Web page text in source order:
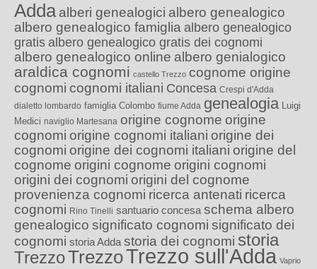
Adda alberi genealogici albero genealogico
albero genealogico famiglia albero genealogico
gratis albero genealogico gratis dei cognomi
albero genealogico online albero genialogico
araldica cognomi castello Trezzo cognome origine
cognomi cognomi italiani Concesa Crespi d'Adda
dialetto lombardo famiglia Colombo fiume Adda genealogia Luigi
Medici naviglio Martesana origine cognome origine
cognomi origine cognomi italiani origine dei
cognomi origine dei cognomi italiani origine del
cognome origini cognome origini cognomi
origini dei cognomi origini del cognome
provenienza cognomi ricerca antenati ricerca
cognomi Rino Tinelli santuario concesa schema albero
genealogico significato cognomi significato dei
cognomi storia Adda storia dei cognomi storia
TrezzoTrezzoTrezzo sull'Adda Vaprio